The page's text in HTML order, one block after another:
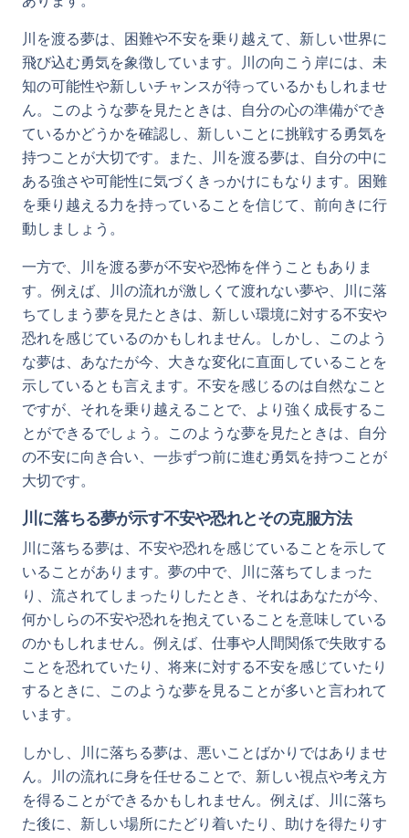
川を渡る夢は、困難や不安を乗り越えて、新しい世界に
飛び込む勇気を象徴しています。川の向こう岸には、未
知の可能性や新しいチャンスが待っているかもしれませ
ん。このような夢を見たときは、自分の心の準備ができ
ているかどうかを確認し、新しいことに挑戦する勇気を
持つことが大切です。また、川を渡る夢は、自分の中に
ある強さや可能性に気づくきっかけにもなります。困難
を乗り越える力を持っていることを信じて、前向きに行
動しましょう。
一方で、川を渡る夢が不安や恐怖を伴うこともありま
す。例えば、川の流れが激しくて渡れない夢や、川に落
ちてしまう夢を見たときは、新しい環境に対する不安や
恐れを感じているのかもしれません。しかし、このよう
な夢は、あなたが今、大きな変化に直面していることを
示しているとも言えます。不安を感じるのは自然なこと
ですが、それを乗り越えることで、より強く成長するこ
とができるでしょう。このような夢を見たときは、自分
の不安に向き合い、一歩ずつ前に進む勇気を持つことが
大切です。
川に落ちる夢が示す不安や恐れとその克服方法
川に落ちる夢は、不安や恐れを感じていることを示して
いることがあります。夢の中で、川に落ちてしまった
り、流されてしまったりしたとき、それはあなたが今、
何かしらの不安や恐れを抱えていることを意味している
のかもしれません。例えば、仕事や人間関係で失敗する
ことを恐れていたり、将来に対する不安を感じていたり
するときに、このような夢を見ることが多いと言われて
います。
しかし、川に落ちる夢は、悪いことばかりではありませ
ん。川の流れに身を任せることで、新しい視点や考え方
を得ることができるかもしれません。例えば、川に落ち
た後に、新しい場所にたどり着いたり、助けを得たりす